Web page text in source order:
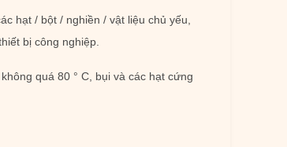
hạt / bột / nghiền / vật liệu chủ yếu,
bị công nghiệp.
quá 80 ° C, bụi và các hạt cứng